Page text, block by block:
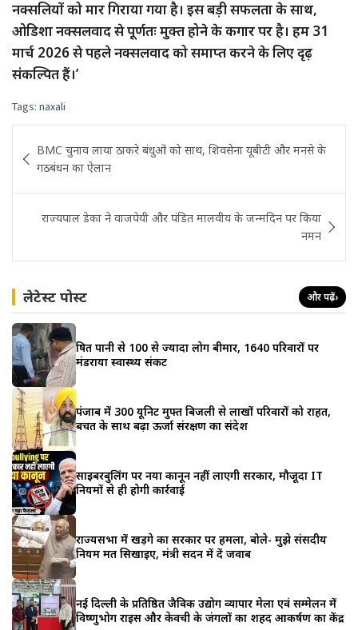
नक्सलियों को मार गिराया गया है। इस बड़ी सफलता के साथ,
ओडिशा नक्सलवाद से पूर्णतः मुक्त होने के कगार पर है। हम 31
मार्च 2026 से पहले नक्सलवाद को समाप्त करने के लिए दृढ़
संकल्पित हैं।’
Tags: naxali
navigation
BMC चुनाव लाया ठाकरे बंधुओं को साथ, शिवसेना यूबीटी और मनसे के
गठबंधन का ऐलान
राज्यपाल डेका ने वाजपेयी और पंडित मालवीय के जन्मदिन पर किया
नमन
लेटेस्ट पोस्ट और पढ़ें›
दूषित पानी से 100 से ज्यादा लोग बीमार, 1640 परिवारों पर
मंडराया स्वास्थ्य संकट
पंजाब में 300 यूनिट मुफ्त बिजली से लाखों परिवारों को राहत,
बचत के साथ बढ़ा ऊर्जा संरक्षण का संदेश
साइबरबुलिंग पर नया कानून नहीं लाएगी सरकार, मौजूदा IT
नियमों से ही होगी कार्रवाई
राज्यसभा में खड़गे का सरकार पर हमला, बोले- मुझे संसदीय
नियम मत सिखाइए, मंत्री सदन में दें जवाब
नई दिल्ली के प्रतिष्ठित जैविक उद्योग व्यापार मेला एवं सम्मेलन में
विष्णुभोग राइस और केवची के जंगलों का शहद आकर्षण का केंद्र